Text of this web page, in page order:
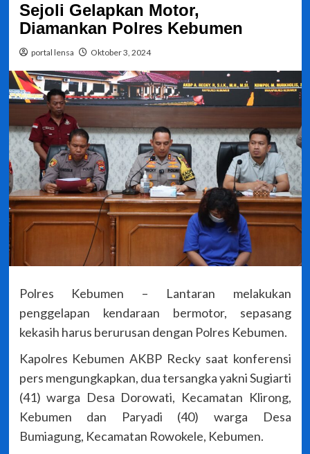
Sejoli Gelapkan Motor,
Diamankan Polres Kebumen
portal lensa Oktober 3, 2024
Polres Kebumen – Lantaran melakukan
penggelapan kendaraan bermotor, sepasang
kekasih harus berurusan dengan Polres Kebumen.
Kapolres Kebumen AKBP Recky saat konferensi
pers mengungkapkan, dua tersangka yakni Sugiarti
(41) warga Desa Dorowati, Kecamatan Klirong,
Kebumen dan Paryadi (40) warga Desa
Bumiagung, Kecamatan Rowokele, Kebumen.